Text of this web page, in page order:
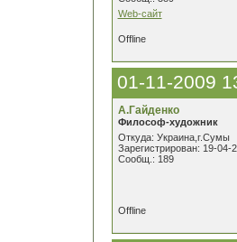
Web-сайт
Offline
01-11-2009
А.Гайденко
Философ-художник
Откуда: Украина,г.Сумы
Зарегистрирован: 19-04-
Сообщ.: 189
Offline